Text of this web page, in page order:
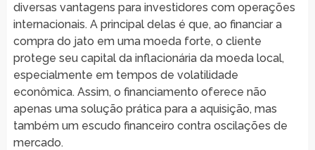
diversas vantagens para investidores com operações
internacionais. A principal delas é que, ao financiar a
compra do jato em uma moeda forte, o cliente
protege seu capital da inflacionária da moeda local,
especialmente em tempos de volatilidade
econômica. Assim, o financiamento oferece não
apenas uma solução prática para a aquisição, mas
também um escudo financeiro contra oscilações de
mercado.